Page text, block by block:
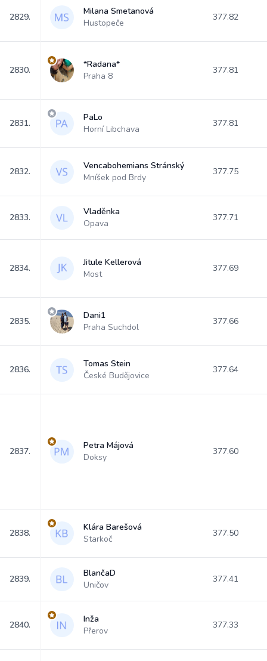
2829.
Milana Smetanová
Hustopeče
377.82
2830.
*Radana*
Praha 8
377.81
2831.
PaLo
Horní Libchava
377.81
2832.
Vencabohemians Stránský
Mníšek pod Brdy
377.75
2833.
Vladěnka
Opava
377.71
2834.
Jitule Kellerová
Most
377.69
2835.
Dani1
Praha Suchdol
377.66
2836.
Tomas Stein
České Budějovice
377.64
2837.
Petra Májová
Doksy
377.60
2838.
Klára Barešová
Starkoč
377.50
2839.
BlančaD
Uničov
377.41
2840.
Inža
Přerov
377.33